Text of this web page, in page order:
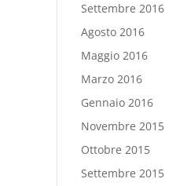
Settembre 2016
Agosto 2016
Maggio 2016
Marzo 2016
Gennaio 2016
Novembre 2015
Ottobre 2015
Settembre 2015